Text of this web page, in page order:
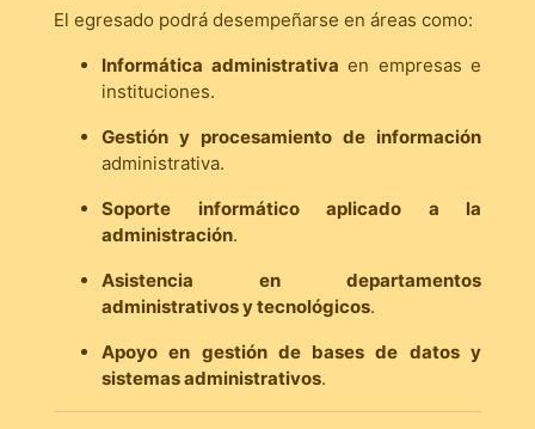
El egresado podrá desempeñarse en áreas como:
Informática administrativa en empresas e
instituciones.
Gestión y procesamiento de información
administrativa.
Soporte informático aplicado a la
administración.
Asistencia en departamentos
administrativos y tecnológicos.
Apoyo en gestión de bases de datos y
sistemas administrativos.